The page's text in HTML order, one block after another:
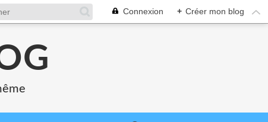
Connexion + Créer mon blog